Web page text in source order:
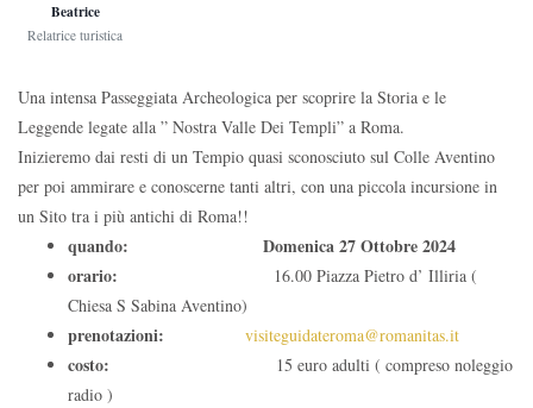
Beatrice
Relatrice turistica
Una intensa Passeggiata Archeologica per scoprire la Storia e le
Leggende legate alla ” Nostra Valle Dei Templi” a Roma.
Inizieremo dai resti di un Tempio quasi sconosciuto sul Colle Aventino
per poi ammirare e conoscerne tanti altri, con una piccola incursione in
un Sito tra i più antichi di Roma!!
quando: Domenica 27 Ottobre 2024
orario:
16.00 Piazza Pietro d’ Illiria (
Chiesa S Sabina Aventino)
prenotazioni: visiteguidateroma@romanitas.it
costo: 15 euro adulti ( compreso noleggio
radio )